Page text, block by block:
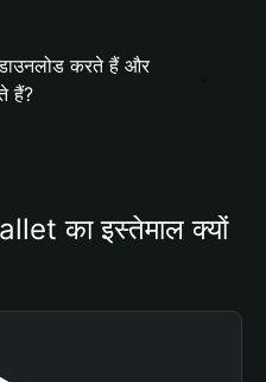
करते हैं और
हैं?
का इस्तेमाल क्यों